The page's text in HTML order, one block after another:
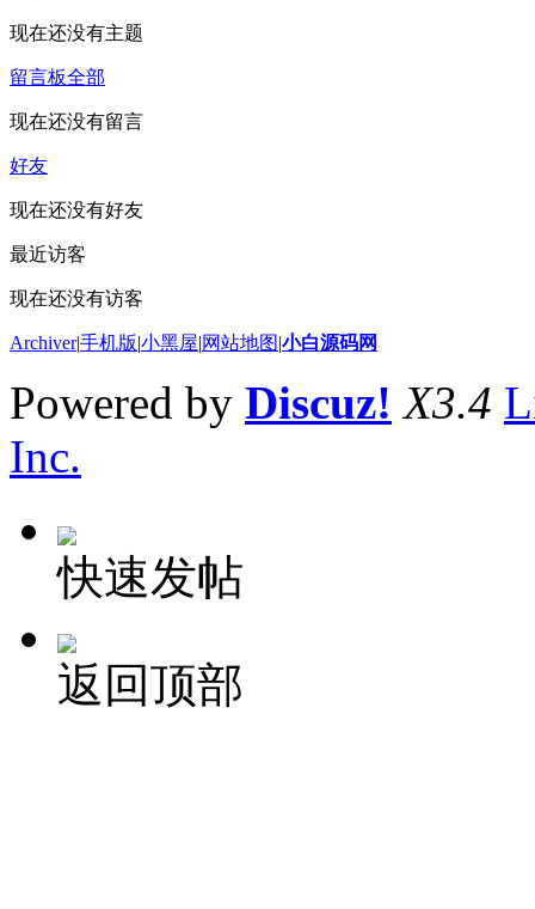
现在还没有主题
留言板全部
现在还没有留言
好友
现在还没有好友
最近访客
现在还没有访客
Archiver|手机版|小黑屋|网站地图|小白源码网
Powered by Discuz! X3.4
Inc.
快速发帖
返回顶部